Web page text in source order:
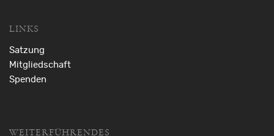
LINKS
Satzung
Mitgliedschaft
Spenden
WEITERFÜHRENDES